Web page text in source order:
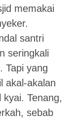
memakai
santri
seringkali
Tapi yang
akal-akalan
Tenang,
sebab